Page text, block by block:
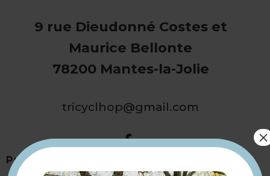
9 rue Dieudonné Costes et
Maurice Bellonte
78200 Mantes-la-Jolie
tricyclhop@gmail.com
Présentation
×